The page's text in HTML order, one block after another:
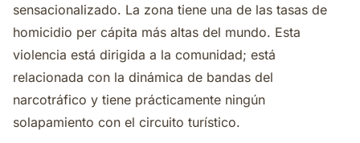
sensacionalizado. La zona tiene una de las tasas de
homicidio per cápita más altas del mundo. Esta
violencia está dirigida a la comunidad; está
relacionada con la dinámica de bandas del
narcotráfico y tiene prácticamente ningún
solapamiento con el circuito turístico.